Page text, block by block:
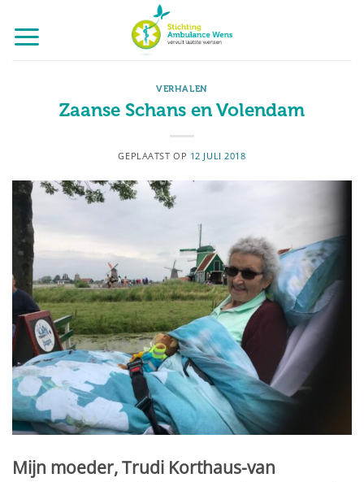
naar
inhoud
VERHALEN
Zaanse Schans en Volendam
GEPLAATST OP 12 JULI 2018
Mijn moeder, Trudi Korthaus-van